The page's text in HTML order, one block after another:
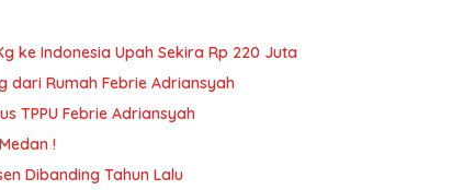
ke Indonesia Upah Sekira Rp 220 Juta
dari Rumah Febrie Adriansyah
TPPU Febrie Adriansyah
!
Dibanding Tahun Lalu